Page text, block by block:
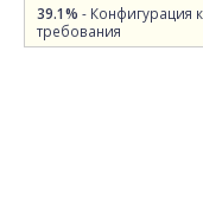
39.1% - Конфигурация
требования